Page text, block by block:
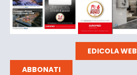
EDICOLA WEB
ABBONATI